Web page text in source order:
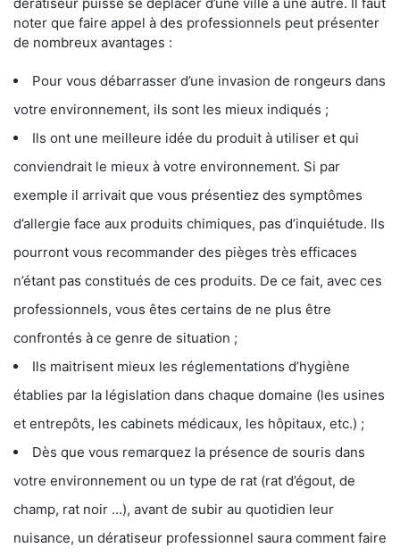
noter que faire appel à des professionnels peut présenter
de nombreux avantages :
Pour vous débarrasser d’une invasion de rongeurs dans
votre environnement, ils sont les mieux indiqués ;
Ils ont une meilleure idée du produit à utiliser et qui
conviendrait le mieux à votre environnement. Si par
exemple il arrivait que vous présentiez des symptômes
d’allergie face aux produits chimiques, pas d’inquiétude. Ils
pourront vous recommander des pièges très efficaces
n’étant pas constitués de ces produits. De ce fait, avec ces
professionnels, vous êtes certains de ne plus être
confrontés à ce genre de situation ;
Ils maitrisent mieux les réglementations d’hygiène
établies par la législation dans chaque domaine (les usines
et entrepôts, les cabinets médicaux, les hôpitaux, etc.) ;
Dès que vous remarquez la présence de souris dans
votre environnement ou un type de rat (rat d’égout, de
champ, rat noir …), avant de subir au quotidien leur
nuisance, un dératiseur professionnel saura comment faire